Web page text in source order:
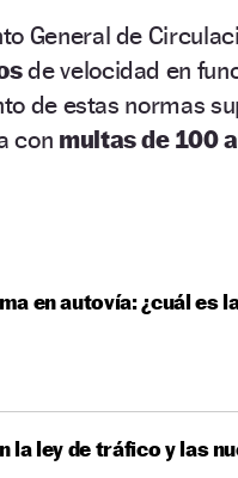
General de
de velocidad en
de estas normas
con multas de 100
en autovía: ¿cuál es
la ley de tráfico y las